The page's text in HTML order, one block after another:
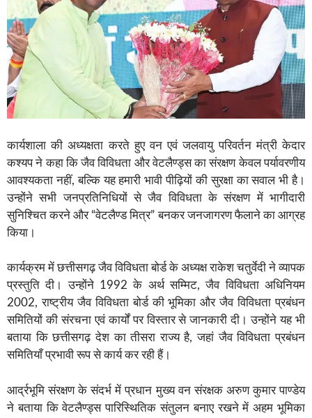
कार्यशाला की अध्यक्षता करते हुए वन एवं जलवायु परिवर्तन मंत्री केदार
कश्यप ने कहा कि जैव विविधता और वेटलैण्ड्स का संरक्षण केवल पर्यावरणीय
आवश्यकता नहीं, बल्कि यह हमारी भावी पीढ़ियों की सुरक्षा का सवाल भी है।
उन्होंने सभी जनप्रतिनिधियों से जैव विविधता के संरक्षण में भागीदारी
सुनिश्चित करने और “वेटलैण्ड मित्र” बनकर जनजागरण फैलाने का आग्रह
किया।
कार्यक्रम में छत्तीसगढ़ जैव विविधता बोर्ड के अध्यक्ष राकेश चतुर्वेदी ने व्यापक
प्रस्तुति दी। उन्होंने 1992 के अर्थ सम्मिट, जैव विविधता अधिनियम
2002, राष्ट्रीय जैव विविधता बोर्ड की भूमिका और जैव विविधता प्रबंधन
समितियों की संरचना एवं कार्यों पर विस्तार से जानकारी दी। उन्होंने यह भी
बताया कि छत्तीसगढ़ देश का तीसरा राज्य है, जहां जैव विविधता प्रबंधन
समितियाँ प्रभावी रूप से कार्य कर रही हैं।
आर्द्रभूमि संरक्षण के संदर्भ में प्रधान मुख्य वन संरक्षक अरुण कुमार पाण्डेय
ने बताया कि वेटलैण्ड्स पारिस्थितिक संतुलन बनाए रखने में अहम भूमिका